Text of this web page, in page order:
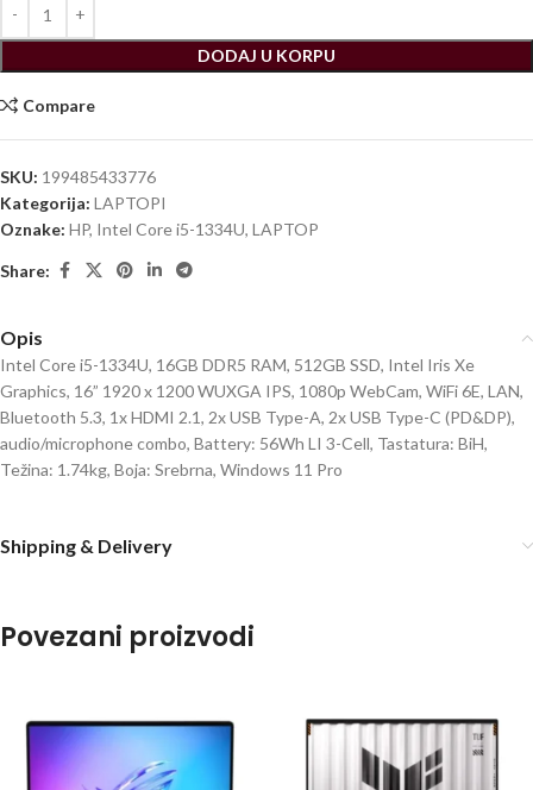
DODAJ U KORPU
Compare
SKU: 199485433776
Kategorija: LAPTOPI
Oznake: HP, Intel Core i5-1334U, LAPTOP
Share:
Opis
Intel Core i5-1334U, 16GB DDR5 RAM, 512GB SSD, Intel Iris Xe
Graphics, 16” 1920 x 1200 WUXGA IPS, 1080p WebCam, WiFi 6E, LAN,
Bluetooth 5.3, 1x HDMI 2.1, 2x USB Type-A, 2x USB Type-C (PD&DP),
audio/microphone combo, Battery: 56Wh LI 3-Cell, Tastatura: BiH,
Težina: 1.74kg, Boja: Srebrna, Windows 11 Pro
Shipping & Delivery
Povezani proizvodi